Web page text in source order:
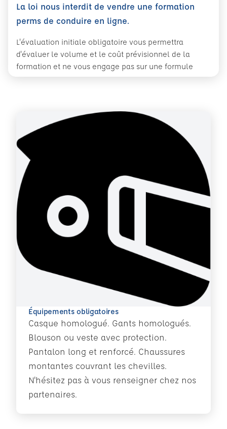
La loi nous interdit de vendre une formation
perms de conduire en ligne.
L'évaluation initiale obligatoire vous permettra
d'évaluer le volume et le coût prévisionnel de la
formation et ne vous engage pas sur une formule
Équipements obligatoires
Casque homologué. Gants homologués.
Blouson ou veste avec protection.
Pantalon long et renforcé. Chaussures
montantes couvrant les chevilles.
N'hésitez pas à vous renseigner chez nos
partenaires.